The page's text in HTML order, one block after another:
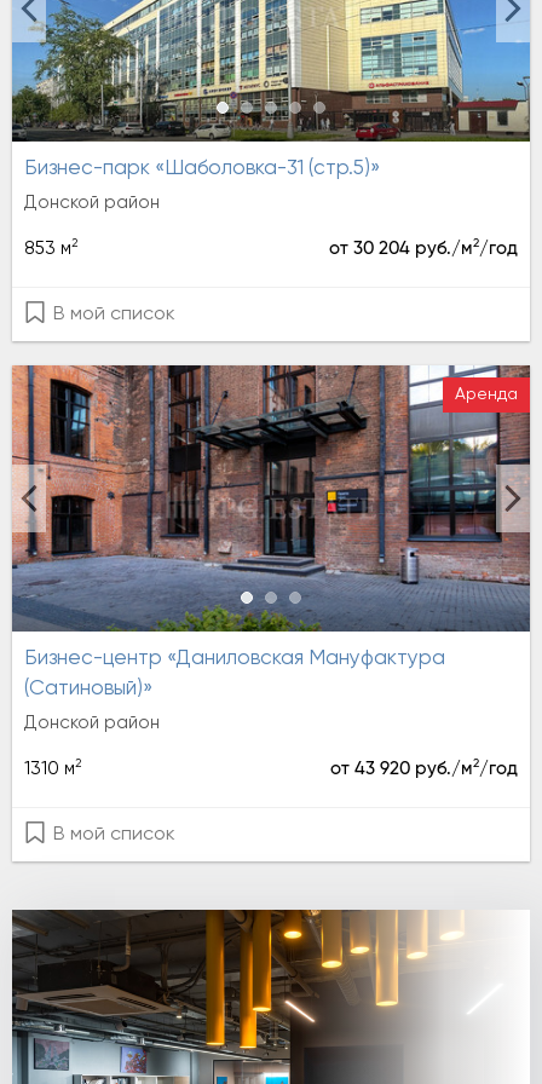
Бизнес-парк «Шаболовка-31 (стр.5)»
Донской район
853 м2 от 30 204 руб./м2/год
В мой список
Аренда
Бизнес-центр «Даниловская Мануфактура
(Сатиновый)»
Донской район
1310 м2 от 43 920 руб./м2/год
В мой список